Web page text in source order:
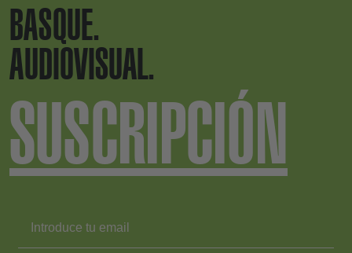
BASQUE.
AUDIOVISUAL.
SUSCRIPCIÓN